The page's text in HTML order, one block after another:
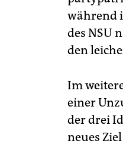
während
des NSU
den
Im
einer
der drei
neues